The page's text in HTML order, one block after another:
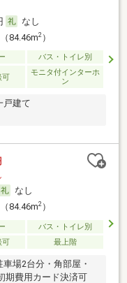
なし
84.46m2）
バス・トイレ別
可
モニタ付インターホ
ン
戸建て
なし
84.46m2）
バス・トイレ別
可 最上階
場2台分・角部屋・
期費用カード決済可